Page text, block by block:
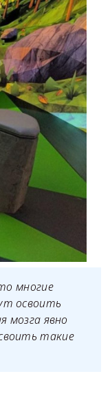
многие
освоить
мозга явно
такие